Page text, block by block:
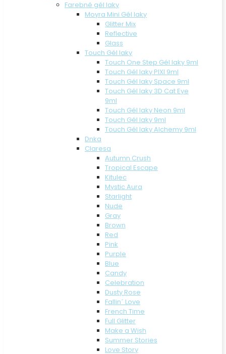
Farebné gél laky
Moyra Mini Gél laky
Glitter Mix
Reflective
Glass
Touch Gél laky
Touch One Step Gél laky 9ml
Touch Gél laky PIXI 9ml
Touch Gél laky Space 9ml
Touch Gél laky 3D Cat Eye
9ml
Touch Gél laky Neon 9ml
Touch Gél laky 9ml
Touch Gél laky Alchemy 9ml
Dnka
Claresa
Autumn Crush
Tropical Escape
Kitulec
Mystic Aura
Starlight
Nude
Gray
Brown
Red
Pink
Purple
Blue
Candy
Celebration
Dusty Rose
Fallin´ Love
French Time
Full Glitter
Make a Wish
Summer Stories
Love Story